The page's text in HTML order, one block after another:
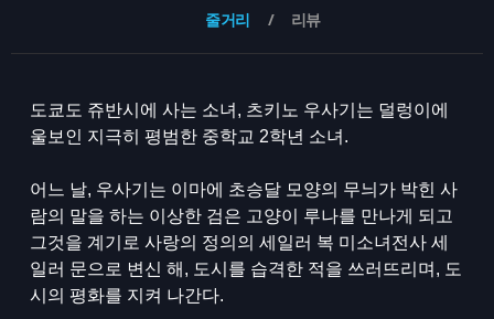
줄거리 리뷰
도쿄도 쥬반시에 사는 소녀, 츠키노 우사기는 덜렁이에
울보인 지극히 평범한 중학교 2학년 소녀.
어느 날, 우사기는 이마에 초승달 모양의 무늬가 박힌 사
람의 말을 하는 이상한 검은 고양이 루나를 만나게 되고
그것을 계기로 사랑의 정의의 세일러 복 미소녀전사 세
일러 문으로 변신 해, 도시를 습격한 적을 쓰러뜨리며, 도
시의 평화를 지켜 나간다.